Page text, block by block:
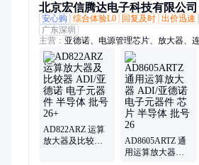
北京宏信腾达电子科技有限公司
安心购
综合体验L0 回复及时 出价迅速
广东深圳
主营： 亚德诺、电源管理芯片、放大器、
AD822ARZ 运算
放大器及比较器
AD8605ARTZ 通
用运算放大器